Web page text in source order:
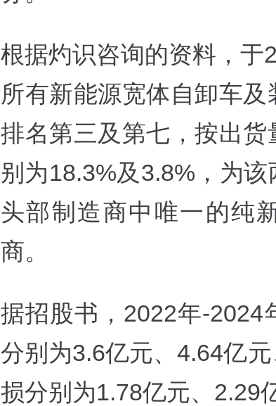
根据灼识咨询的资料，于
所有新能源宽体自卸车及
排名第三及第七，按出
别为18.3%及3.8%，为
头部制造商中唯一的纯
商。
据招股书，2022年-2024
分别为3.6亿元、4.64亿
损分别为1.78亿元、2.29